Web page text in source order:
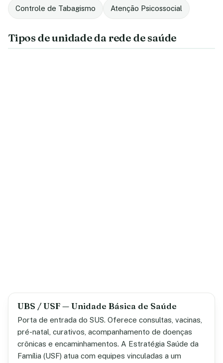
Controle de Tabagismo Atenção Psicossocial
Tipos de unidade da rede de saúde
UBS / USF — Unidade Básica de Saúde
Porta de entrada do SUS. Oferece consultas, vacinas,
pré-natal, curativos, acompanhamento de doenças
crônicas e encaminhamentos. A Estratégia Saúde da
Família (USF) atua com equipes vinculadas a um